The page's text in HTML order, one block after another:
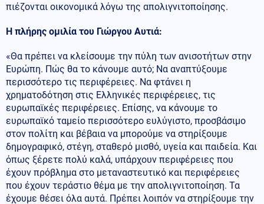
πιέζονται οικονομικά λόγω της απολιγνιτοποίησης.
Η πλήρης ομιλία του Γιώργου Αυτιά:
«Θα πρέπει να κλείσουμε την πύλη των ανισοτήτων στην
Ευρώπη. Πώς θα το κάνουμε αυτό; Να αναπτύξουμε
περισσότερο τις περιφέρειες. Να φτάνει η
χρηματοδότηση στις Ελληνικές περιφέρειες, τις
ευρωπαϊκές περιφέρειες. Επίσης, να κάνουμε το
ευρωπαϊκό ταμείο περισσότερο ευλύγιστο, προσβάσιμο
στον πολίτη και βέβαια να μπορούμε να στηρίξουμε
δημογραφικό, στέγη, σταθερό μισθό, υγεία και παιδεία. Και
όπως ξέρετε πολύ καλά, υπάρχουν περιφέρειες που
έχουν πρόβλημα στο μεταναστευτικό και περιφέρειες
που έχουν τεράστιο θέμα με την απολιγνιτοποίηση. Τα
έχουμε θέσει όλα αυτά. Πρέπει λοιπόν να στηρίξουμε την